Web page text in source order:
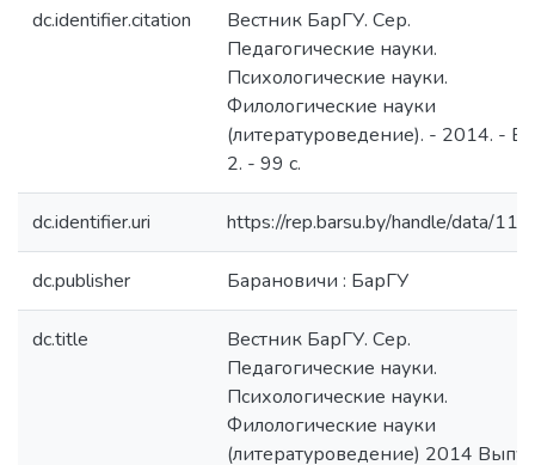
dc.identifier.citation
Вестник БарГУ. Сер.
Педагогические науки.
Психологические науки.
Филологические науки
(литературоведение). - 2014. -
2. - 99 с.
dc.identifier.uri https://rep.barsu.by/handle/data/
dc.publisher Барановичи : БарГУ
dc.title
Вестник БарГУ. Сер.
Педагогические науки.
Психологические науки.
Филологические науки
(литературоведение) 2014